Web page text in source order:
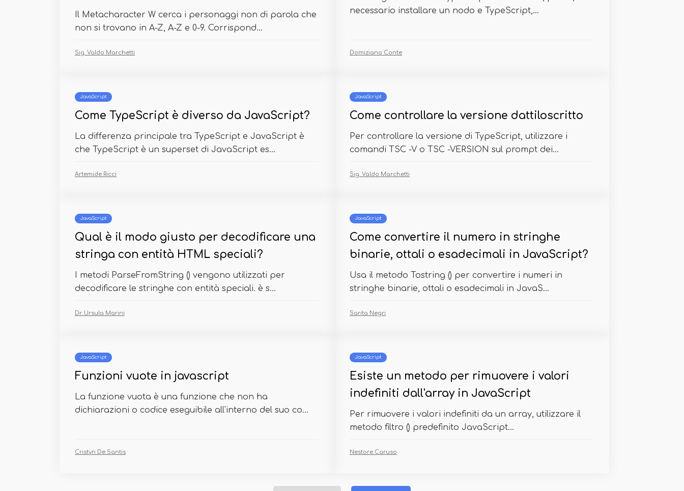
Il Metacharacter W cerca i personaggi non di parola che
non si trovano in A-Z, A-Z e 0-9. Corrispond...
Sig. Valdo Marchetti
necessario installare un nodo e TypeScript,...
Domiziano Conte
JavaScript
Come TypeScript è diverso da JavaScript?
La differenza principale tra TypeScript e JavaScript è
che TypeScript è un superset di JavaScript es...
Artemide Ricci
JavaScript
Come controllare la versione dattiloscritto
Per controllare la versione di TypeScript, utilizzare i
comandi TSC -V o TSC -VERSION sul prompt dei...
Sig. Valdo Marchetti
JavaScript
Qual è il modo giusto per decodificare una
stringa con entità HTML speciali?
I metodi ParseFromString () vengono utilizzati per
decodificare le stringhe con entità speciali. è s...
Dr. Ursula Marini
JavaScript
Come convertire il numero in stringhe
binarie, ottali o esadecimali in JavaScript?
Usa il metodo Tostring () per convertire i numeri in
stringhe binarie, ottali o esadecimali in JavaS...
Sarita Negri
JavaScript
Funzioni vuote in javascript
La funzione vuota è una funzione che non ha
dichiarazioni o codice eseguibile all'interno del suo co...
Cristyn De Santis
JavaScript
Esiste un metodo per rimuovere i valori
indefiniti dall'array in JavaScript
Per rimuovere i valori indefiniti da un array, utilizzare il
metodo filtro () predefinito JavaScript...
Nestore Caruso